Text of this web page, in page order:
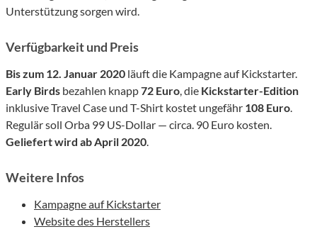
Unterstützung sorgen wird.
Verfügbarkeit und Preis
Bis zum 12. Januar 2020 läuft die Kampagne auf Kickstarter.
Early Birds bezahlen knapp72 Euro, die Kickstarter-Edition
inklusive Travel Case und T-Shirt kostet ungefähr 108 Euro.
Regulär soll Orba 99 US-Dollar — circa. 90 Euro kosten.
Geliefert wird ab April 2020.
Weitere Infos
Kampagne auf Kickstarter
Website des Herstellers